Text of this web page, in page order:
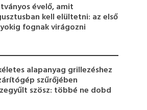
évelő, amit
kell elültetni: az első
fognak virágozni
alapanyag grillezéshez
szűrőjében
szösz: többé ne dobd